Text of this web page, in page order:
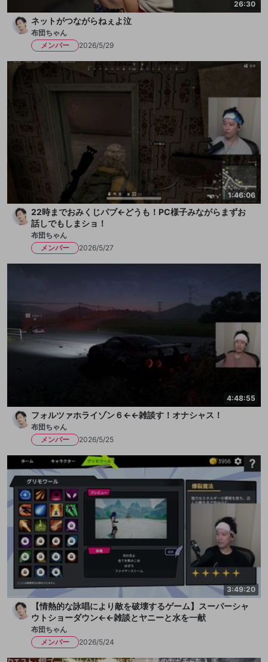
26:30
ネットがつながらねぇよ泣
布団ちゃん
メンバー
2026/5/29
1:46:06
22時までおみくじパブ←どうも！PC様子みながらまずお
話しでもしまショ！
布団ちゃん
メンバー
2026/5/27
4:48:55
フォルツァホライゾン６←←雑談す！オナシャス！
布団ちゃん
メンバー
2026/5/25
3:49:20
【情熱的な詠唱により敵を破壊するゲーム】スーパーシャ
ウトショーダウン←←雑談とヤニーと水を一献
布団ちゃん
メンバー
2026/5/24